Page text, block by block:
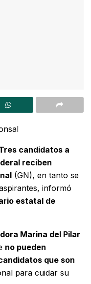
candidatos a
reciben
(GN), en tanto se
informó
estatal de
Marina del Pilar
no pueden
que son
para cuidar su